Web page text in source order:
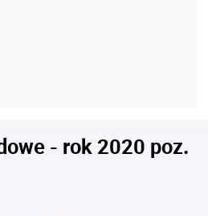
- rok 2020 poz.